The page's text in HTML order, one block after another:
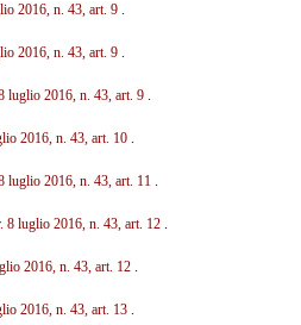
2016, n. 43, art. 9.
2016, n. 43, art. 9.
luglio 2016, n. 43, art. 9.
2016, n. 43, art. 10.
luglio 2016, n. 43, art. 11.
8 luglio 2016, n. 43, art. 12.
2016, n. 43, art. 12.
2016, n. 43, art. 13.